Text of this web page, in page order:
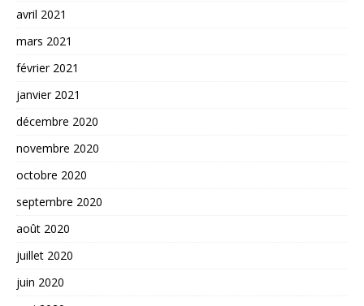
avril 2021
mars 2021
février 2021
janvier 2021
décembre 2020
novembre 2020
octobre 2020
septembre 2020
août 2020
juillet 2020
juin 2020